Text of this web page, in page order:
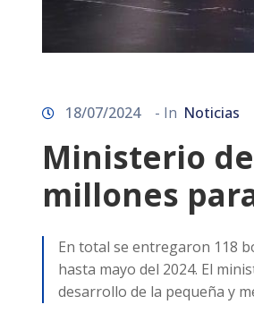
18/07/2024 - In Noticias
Ministerio
millones
En total se entregaron 118
hasta mayo del 2024. El
desarrollo de la pequeña y